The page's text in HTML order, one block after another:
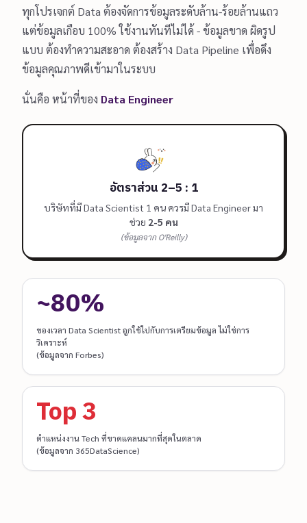
ทุกโปรเจกต์ Data ต้องจัดการข้อมูลระดับล้าน-ร้อยล้านแถว
แต่ข้อมูลเกือบ 100% ใช้งานทันทีไม่ได้ - ข้อมูลขาด ผิดรูป
แบบ ต้องทำความสะอาด ต้องสร้าง Data Pipeline เพื่อดึง
ข้อมูลคุณภาพดีเข้ามาในระบบ
นั่นคือ หน้าที่ของ Data Engineer
อัตราส่วน 2–5 : 1
บริษัทที่มี Data Scientist 1 คน ควรมี Data Engineer มา
ช่วย 2-5 คน
(ข้อมูลจาก O'Reilly)
~80%
ของเวลา Data Scientist ถูกใช้ไปกับการเตรียมข้อมูล ไม่ใช่การ
วิเคราะห์
(ข้อมูลจาก Forbes)
Top 3
ตำแหน่งงาน Tech ที่ขาดแคลนมากที่สุดในตลาด
(ข้อมูลจาก 365DataScience)